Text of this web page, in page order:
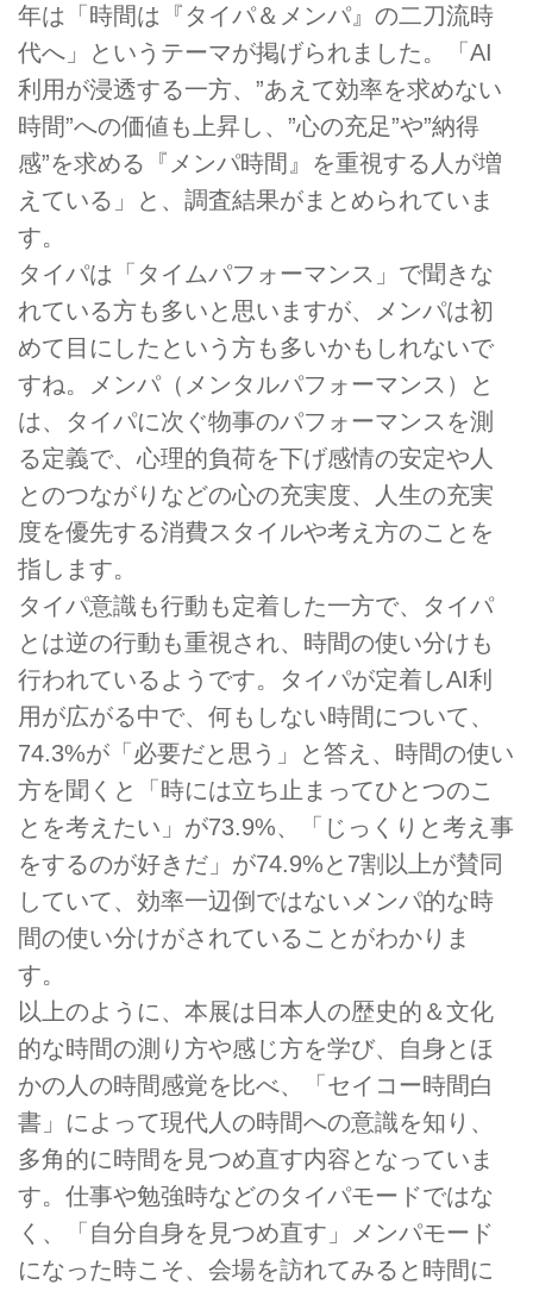
年は「時間は『タイパ＆メンパ』の二刀流時
代へ」というテーマが掲げられました。「AI
利用が浸透する一方、”あえて効率を求めない
時間”への価値も上昇し、”心の充足”や”納得
感”を求める『メンパ時間』を重視する人が増
えている」と、調査結果がまとめられていま
す。
タイパは「タイムパフォーマンス」で聞きな
れている方も多いと思いますが、メンパは初
めて目にしたという方も多いかもしれないで
すね。メンパ（メンタルパフォーマンス）と
は、タイパに次ぐ物事のパフォーマンスを測
る定義で、心理的負荷を下げ感情の安定や人
とのつながりなどの心の充実度、人生の充実
度を優先する消費スタイルや考え方のことを
指します。
タイパ意識も行動も定着した一方で、タイパ
とは逆の行動も重視され、時間の使い分けも
行われているようです。タイパが定着しAI利
用が広がる中で、何もしない時間について、
74.3%が「必要だと思う」と答え、時間の使い
方を聞くと「時には立ち止まってひとつのこ
とを考えたい」が73.9%、「じっくりと考え事
をするのが好きだ」が74.9%と7割以上が賛同
していて、効率一辺倒ではないメンパ的な時
間の使い分けがされていることがわかりま
す。
以上のように、本展は日本人の歴史的＆文化
的な時間の測り方や感じ方を学び、自身とほ
かの人の時間感覚を比べ、「セイコー時間白
書」によって現代人の時間への意識を知り、
多角的に時間を見つめ直す内容となっていま
す。仕事や勉強時などのタイパモードではな
く、「自分自身を見つめ直す」メンパモード
になった時こそ、会場を訪れてみると時間に